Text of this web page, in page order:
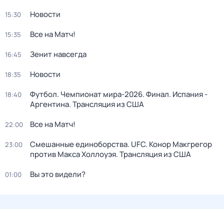
15:30 Новости
15:35 Все на Матч!
16:45 Зенит навсегда
18:35 Новости
18:40
Футбол. Чемпионат мира-2026. Финал. Испания -
Аргентина. Трансляция из США
22:00 Все на Матч!
23:00
Смешанные единоборства. UFC. Конор Макгрегор
против Макса Холлоуэя. Трансляция из США
01:00 Вы это видели?